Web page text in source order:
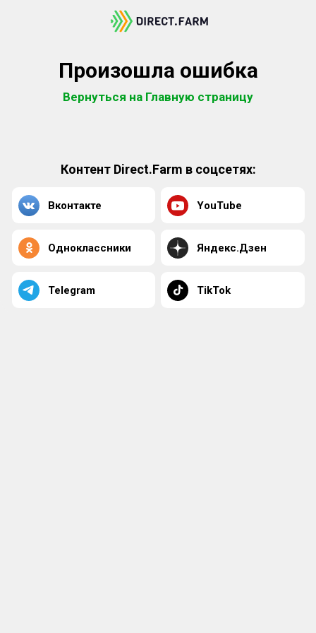
Произошла ошибка
Вернуться на Главную страницу
Контент Direct.Farm в соцсетях:
Вконтакте YouTube
Одноклассники Яндекс.Дзен
Telegram TikTok